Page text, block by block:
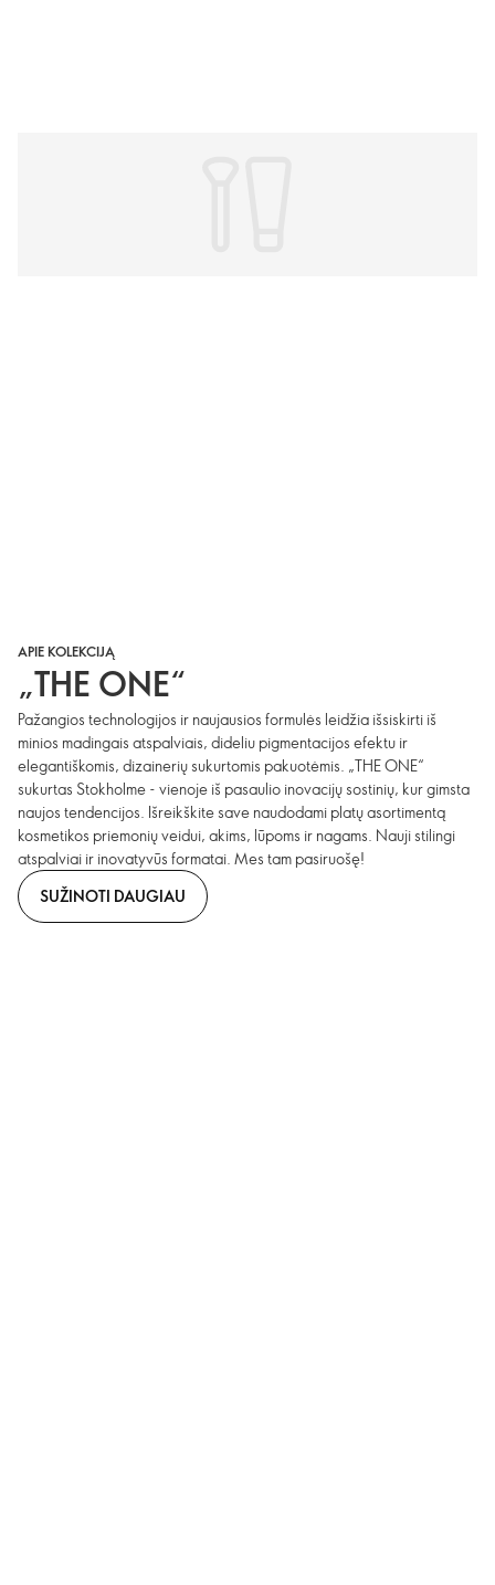
APIE KOLEKCIJĄ
„THE ONE“
Pažangios technologijos ir naujausios formulės leidžia išsiskirti iš
minios madingais atspalviais, dideliu pigmentacijos efektu ir
elegantiškomis, dizainerių sukurtomis pakuotėmis. „THE ONE“
sukurtas Stokholme - vienoje iš pasaulio inovacijų sostinių, kur gimsta
naujos tendencijos. Išreikškite save naudodami platų asortimentą
kosmetikos priemonių veidui, akims, lūpoms ir nagams. Nauji stilingi
atspalviai ir inovatyvūs formatai. Mes tam pasiruošę!
SUŽINOTI DAUGIAU